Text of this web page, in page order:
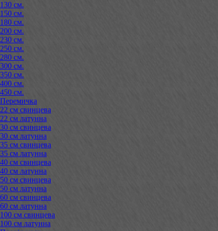
130 см.
150 см.
180 см.
200 см.
230 см.
250 см.
280 см.
300 см.
350 см.
400 см.
450 см.
Перемичка
22 см свинцева
22 см латунна
30 см свинцева
30 см латунна
35 см свинцева
35 см латунна
40 см свинцева
40 см латунна
50 см свинцева
50 см латунна
60 см свинцева
60 см латунна
100 см свинцева
100 см латунна